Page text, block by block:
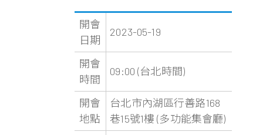
開會
日期
2023-05-19
開會
時間
09:00 (台北時間)
開會
地點
台北市內湖區行善路168
巷15號1樓 (多功能集會廳)